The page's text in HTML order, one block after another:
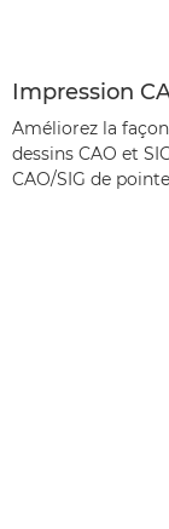
Impression
Améliorez la
dessins CAO et
CAO/SIG de